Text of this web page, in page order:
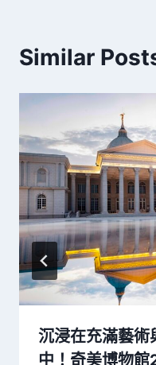
Similar
沉浸在充滿藝術
中！奇美博物